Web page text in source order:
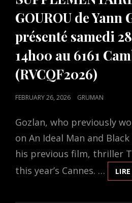
GOUROU de Yann
présenté samedi
14h00 au 6161
(RVCQF2026)
POSTED
FEBRUARY 26, 2026 GRUMAN
Gozlan, who previously
on An Ideal Man and
his previous film, thriller
this year’s Cannes. …